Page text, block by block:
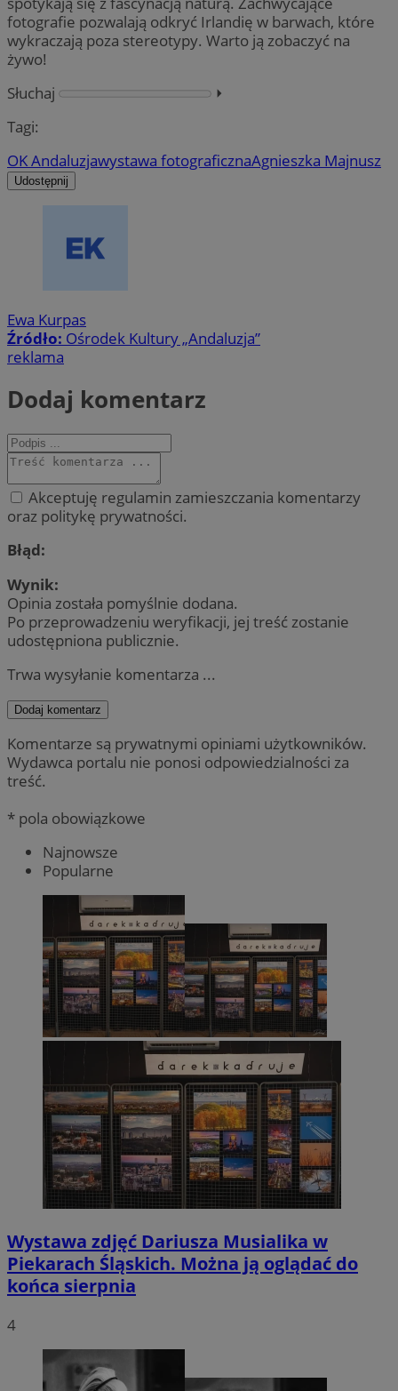
fotografie pozwalają odkryć Irlandię w barwach, które
wykraczają poza stereotypy. Warto ją zobaczyć na
żywo!
Słuchaj
⏵︎
Tagi:
OK Andaluzjawystawa fotograficznaAgnieszka Majnusz
Udostępnij
Ewa Kurpas
Źródło: Ośrodek Kultury „Andaluzja”
reklama
Dodaj komentarz
Akceptuję regulamin zamieszczania komentarzy
oraz politykę prywatności.
Błąd:
Wynik:
Opinia została pomyślnie dodana.
Po przeprowadzeniu weryfikacji, jej treść zostanie
udostępniona publicznie.
Trwa wysyłanie komentarza ...
Dodaj komentarz
Komentarze są prywatnymi opiniami użytkowników.
Wydawca portalu nie ponosi odpowiedzialności za
treść.
* pola obowiązkowe
Najnowsze
Popularne
Wystawa zdjęć Dariusza Musialika w
Piekarach Śląskich. Można ją oglądać do
końca sierpnia
4